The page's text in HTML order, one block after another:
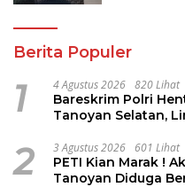
Berita Populer
1 4 Agustus 2026 820 Lihat
Bareskrim Polri
Tanoyan Selatan,
2 3 Agustus 2026 601 Lihat
PETI Kian Marak !
Tanoyan Diduga